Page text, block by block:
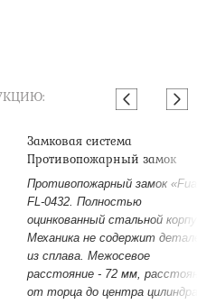
Замковая система
Противопожарный замок
Противопожарный замок
FL-0432. Полностью
оцинкованный стальной корпус.
Механика не содержит деталей
из сплава. Межосевое
расстояние - 72 мм,
от торца до центра цилиндра -